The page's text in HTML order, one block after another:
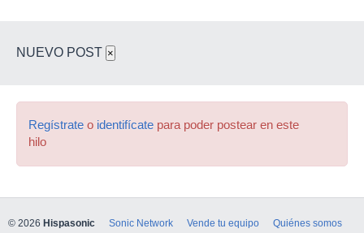
NUEVO POST ×
Regístrate o identifícate para poder postear en este
hilo
© 2026 Hispasonic Sonic Network Vende tu equipo Quiénes somos